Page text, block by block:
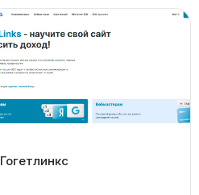
Гогетлинкс